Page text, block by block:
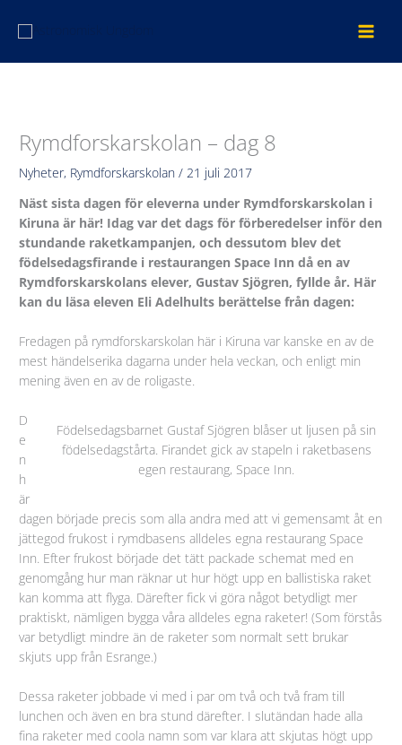
Rymdforskarskolan – dag 8
Nyheter, Rymdforskarskolan /21 juli 2017
Näst sista dagen för eleverna under Rymdforskarskolan i
Kiruna är här! Idag var det dags för förberedelser inför den
stundande raketkampanjen, och dessutom blev det
födelsedagsfirande i restaurangen Space Inn då en av
Rymdforskarskolans elever, Gustav Sjögren, fyllde år. Här
kan du läsa eleven Eli Adelhults berättelse från dagen:
Fredagen på rymdforskarskolan här i Kiruna var kanske en av de
mest händelserika dagarna under hela veckan, och enligt min
mening även en av de roligaste.
Födelsedagsbarnet Gustaf Sjögren blåser ut ljusen på sin
födelsedagstårta. Firandet gick av stapeln i raketbasens
egen restaurang, Space Inn.
D
e
n
h
är
dagen började precis som alla andra med att vi gemensamt åt en
jättegod frukost i rymdbasens alldeles egna restaurang Space
Inn. Efter frukost började det tätt packade schemat med en
genomgång hur man räknar ut hur högt upp en ballistiska raket
kan komma att flyga. Därefter fick vi göra något betydligt mer
praktiskt, nämligen bygga våra alldeles egna raketer! (Som förstås
var betydligt mindre än de raketer som normalt sett brukar
skjuts upp från Esrange.)
Dessa raketer jobbade vi med i par om två och två fram till
lunchen och även en bra stund därefter. I slutändan hade alla
fina raketer med coola namn som var klara att skjutas högt upp